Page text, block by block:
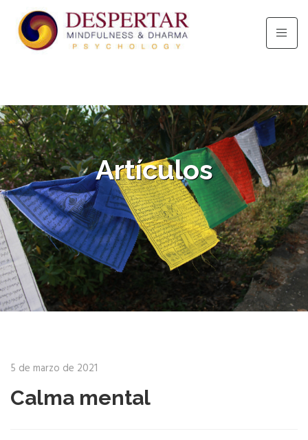
Artículos
5 de marzo de 2021
Calma mental